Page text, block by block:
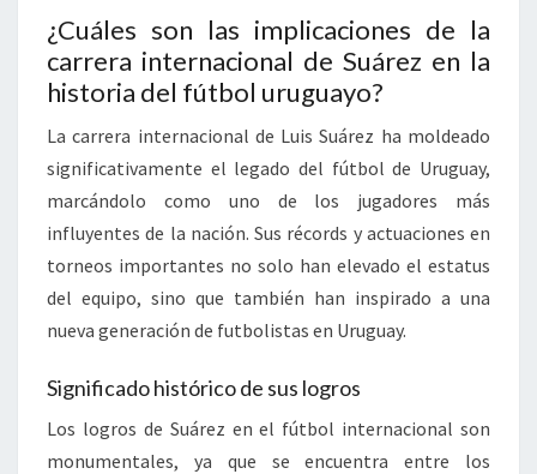
¿Cuáles son las implicaciones de la
carrera internacional de Suárez en la
historia del fútbol uruguayo?
La carrera internacional de Luis Suárez ha moldeado
significativamente el legado del fútbol de Uruguay,
marcándolo como uno de los jugadores más
influyentes de la nación. Sus récords y actuaciones en
torneos importantes no solo han elevado el estatus
del equipo, sino que también han inspirado a una
nueva generación de futbolistas en Uruguay.
Significado histórico de sus logros
Los logros de Suárez en el fútbol internacional son
monumentales, ya que se encuentra entre los